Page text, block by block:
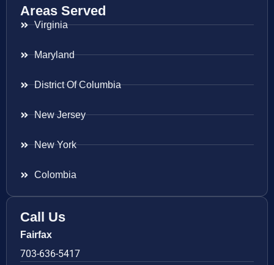
Areas Served
Virginia
Maryland
District Of Columbia
New Jersey
New York
Colombia
Call Us
Fairfax
703-636-5417